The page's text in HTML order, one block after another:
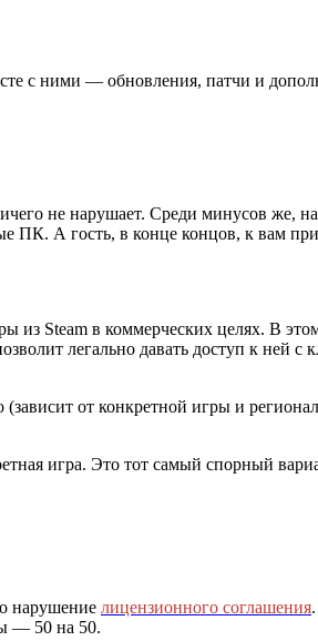
с ними — обновления, патчи и
не нарушает. Среди минусов же,
ПК. А гость, в конце концов, к вам
из Steam в коммерческих целях. В
легально давать доступ к ней с
от конкретной игры и
игра. Это тот самый спорный
нарушение лицензионного соглашения.
— 50 на 50.